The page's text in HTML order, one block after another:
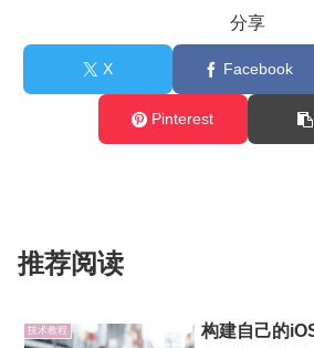
分享
X Facebook
Pinterest
推荐阅读
技术教程 构建自己的